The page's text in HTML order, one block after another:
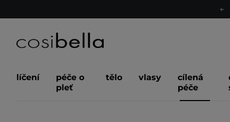
líčení
péče o
pleť
tělo vlasy
cílená
péče